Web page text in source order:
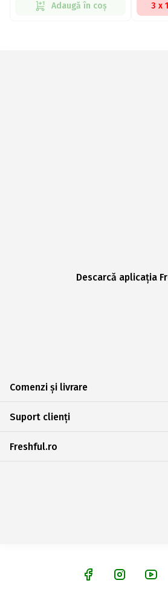
Adaugă în coș 3 x
Descarcă aplicația
Comenzi și livrare
Suport clienți
Freshful.ro